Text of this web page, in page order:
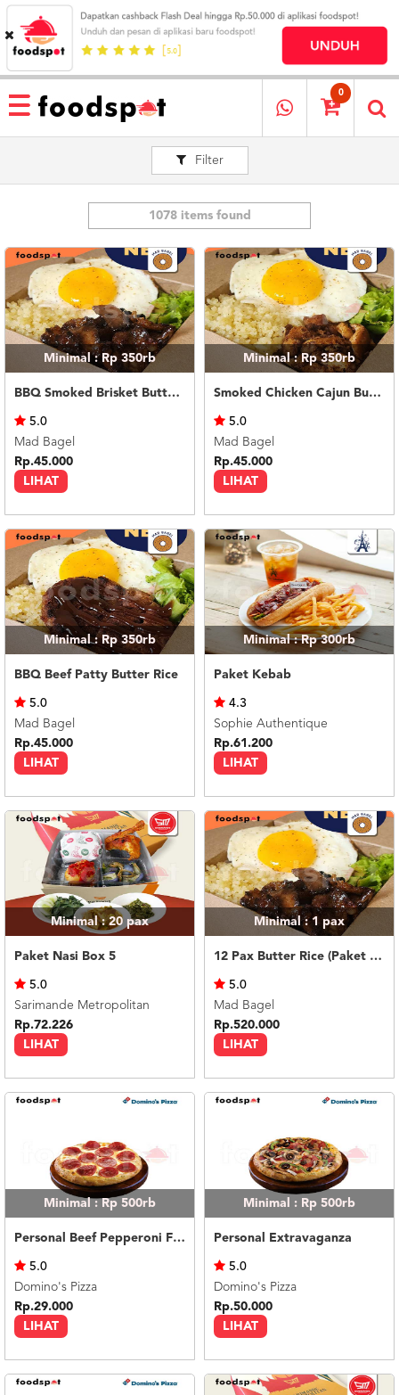
HOME
MENU
RESTAURANT
MEREKA
KATALOG
LOYALTY
PROGRAM
ABOUT
BLOG
TERMS
CALL
CENTER
021
5091
3494
LOGIN
DAFTAR
0
Filter
1078 items found
Minimal : Rp 350rb
BBQ Smoked Brisket Butter Rice
LIHAT
5.0
Mad Bagel
Rp.45.000
Minimal : Rp 350rb
Smoked Chicken Cajun Butter Rice
LIHAT
5.0
Mad Bagel
Rp.45.000
Minimal : Rp 350rb
BBQ Beef Patty Butter Rice
LIHAT
5.0
Mad Bagel
Rp.45.000
Minimal : Rp 300rb
Paket Kebab
LIHAT
4.3
Sophie Authentique
Rp.61.200
Minimal : 20 pax
Paket Nasi Box 5
LIHAT
5.0
Sarimande Metropolitan
Rp.72.226
Minimal : 1 pax
12 Pax Butter Rice (Paket Meeting)
LIHAT
5.0
Mad Bagel
Rp.520.000
Minimal : Rp 500rb
Personal Beef Pepperoni Feast
LIHAT
5.0
Domino's Pizza
Rp.29.000
Minimal : Rp 500rb
Personal Extravaganza
LIHAT
5.0
Domino's Pizza
Rp.50.000